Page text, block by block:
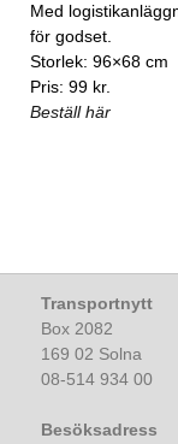
Med
för godset.
Storlek: 96×68 cm
Pris: 99 kr.
Beställ här
Transportnytt
Box 2082
169 02 Solna
08-514 934 00
Besöksadress